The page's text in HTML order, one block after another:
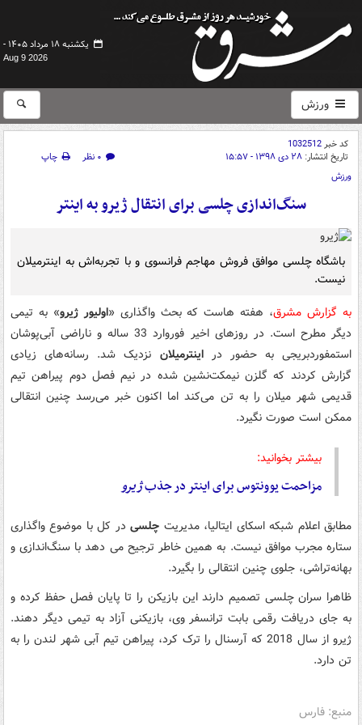
یکشنبه ۱۸ مرداد ۱۴۰۵ -
Aug 9 2026
ورزش
کد خبر1032512
تاریخ انتشار: ۲۸ دی ۱۳۹۸ - ۱۵:۵۷ ۰ نظر
چاپ
ورزش
سنگ‌اندازی چلسی برای انتقال ژیرو به اینتر
باشگاه چلسی موافق فروش مهاجم فرانسوی و با تجربه‌اش به اینترمیلان
نیست.
به گزارش مشرق، هفته هاست که بحث واگذاری «اولیور ژیرو» به تیمی
دیگر مطرح است. در روزهای اخیر فوروارد 33 ساله و ناراضی آبی‌پوشان
استمفوردبریجی به حضور دراینترمیلان نزدیک شد. رسانه‌های زیادی
گزارش کردند که گلزن نیمکت‌نشین شده در نیم فصل دوم پیراهن تیم
قدیمی شهر میلان را به تن می‌کند اما اکنون خبر می‌رسد چنین انتقالی
ممکن است صورت نگیرد.
بیشتر بخوانید:
مزاحمت یوونتوس برای اینتر در جذبژیرو
مطابق اعلام شبکه اسکای ایتالیا، مدیریت چلسی در کل با موضوع واگذاری
ستاره مجرب موافق نیست. به همین خاطر ترجیح می ‌دهد با سنگ‌اندازی و
بهانه‌تراشی، جلوی چنین انتقالی را بگیرد.
ظاهرا سران چلسی تصمیم دارند این بازیکن را تا پایان فصل حفظ کرده و
به جای دریافت رقمی بابت ترانسفر وی،‌ بازیکنی آزاد به تیمی دیگر دهند.
ژیرو از سال 2018 که آرسنال را ترک کرد، پیراهن تیم آبی شهر لندن را به
تن دارد.
منبع: فارس